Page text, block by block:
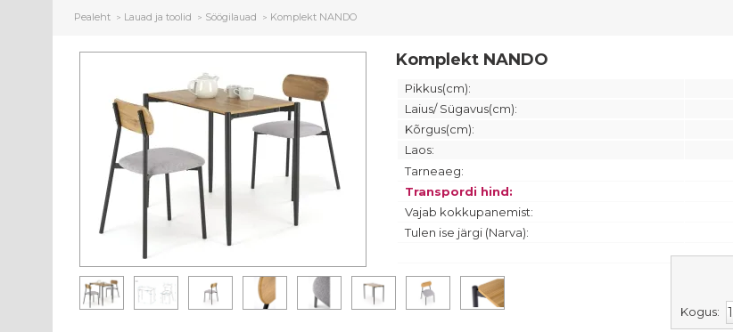
Pealeht > Lauad ja toolid > Söögilauad > Komplekt NANDO
Komplekt NANDO
Pikkus(cm):
Laius/ Sügavus(cm):
Kõrgus(cm):
Laos:
Tarneaeg:
Transpordi hind:
Vajab kokkupanemist:
Tulen ise järgi (Narva):
Kogus: